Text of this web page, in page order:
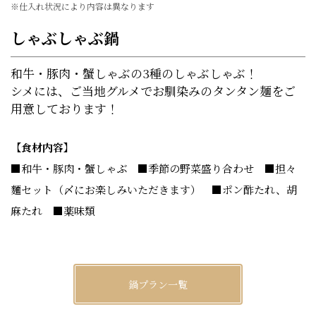
※仕入れ状況により内容は異なります
しゃぶしゃぶ鍋
和牛・豚肉・蟹しゃぶの3種のしゃぶしゃぶ！
シメには、ご当地グルメでお馴染みのタンタン麺をご
用意しております！
【食材内容】
■和牛・豚肉・蟹しゃぶ ■季節の野菜盛り合わせ ■担々
麵セット（〆にお楽しみいただきます） ■ポン酢たれ、胡
麻たれ ■薬味類
鍋プラン一覧